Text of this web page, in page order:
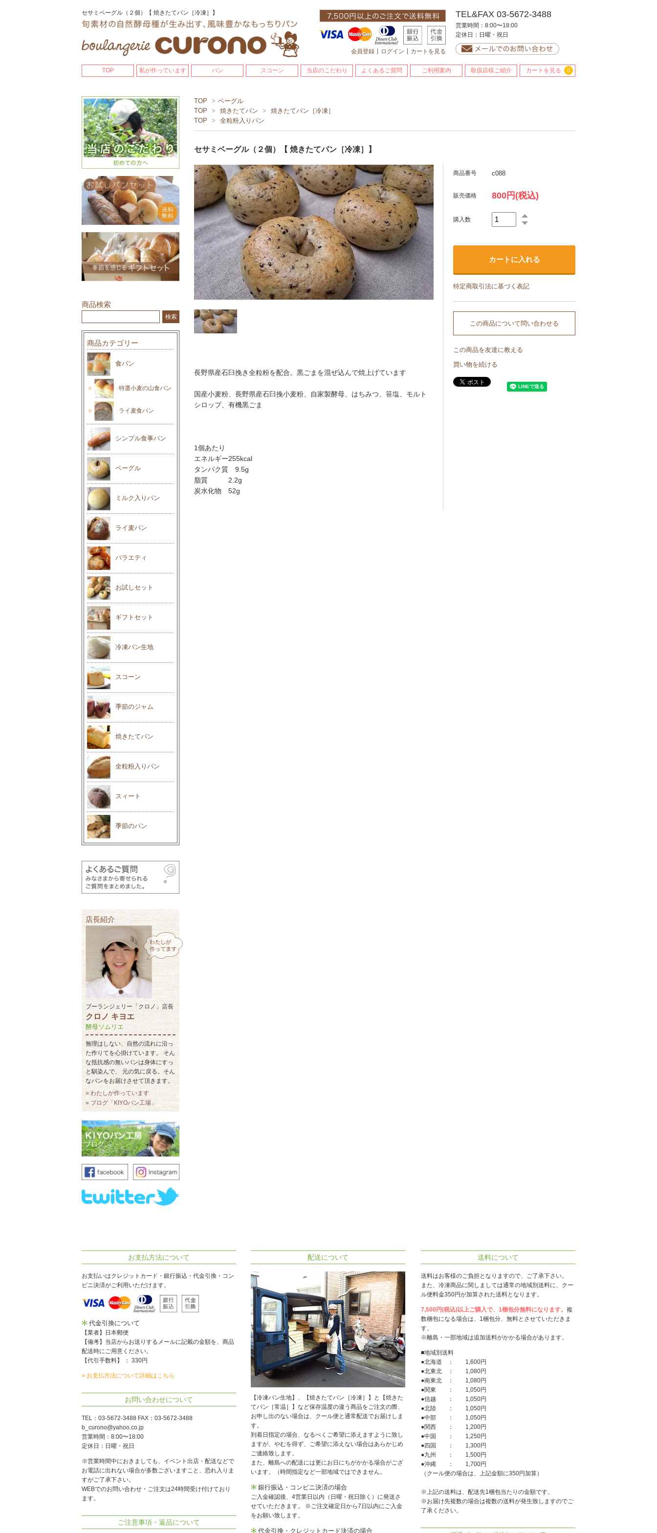
セサミベーグル（２個）【 焼きたてパン［冷凍］】
会員登録 ログイン カートを見る
TEL&FAX 03-5672-3488
営業時間：8:00〜18:00
定休日：日曜・祝日
TOP 私が作っています パン スコーン 当店のこだわり よくあるご質問 ご利用案内 取扱店様ご紹介 カートを見る 0
TOP > ベーグル
TOP
> 焼きたてパン >
焼きたてパン［冷凍］
TOP
> 全粒粉入りパン
セサミベーグル（２個）【 焼きたてパン［冷凍］】
商品番号 c088
販売価格 800円(税込)
購入数
長野県産石臼挽き全粒粉を配合。黒ごまを混ぜ込んで焼上げています
国産小麦粉、長野県産石臼挽小麦粉、自家製酵母、はちみつ、笹塩、モルト
シロップ、有機黒ごま
1個あたり
エネルギー255kcal
タンパク質 9.5g
脂質 2.2g
炭水化物 52g
特定商取引法に基づく表記
この商品について問い合わせる
この商品を友達に教える
買い物を続ける
商品検索
商品カテゴリー
食パン
特選小麦の山食パン
ライ麦食パン
シンプル食事パン
ベーグル
ミルク入りパン
ライ麦パン
バラエティ
お試しセット
ギフトセット
冷凍パン生地
スコーン
季節のジャム
焼きたてパン
全粒粉入りパン
スィート
季節のパン
店長紹介
ブーランジェリー「クロノ」店長
クロノ キヨエ
酵母ソムリエ
無理はしない、自然の流れに沿っ
た作りてを心掛けています。 そん
な抵抗感の無いパンは身体にすっ
と馴染んで、 元の気に戻る。そん
なパンをお届けさせて頂きます。
» わたしが作っています
» ブログ「KIYOパン工場」
お支払方法について
お支払いはクレジットカード・銀行振込・代金引換・コン
ビニ決済がご利用いただけます。
代金引換について
【業者】日本郵便
【備考】当店からお送りするメールに記載の金額を、商品
配送時にご用意ください。
【代引手数料】 ： 330円
» お支払方法について詳細はこちら
お問い合わせについて
TEL：03-5672-3488 FAX：03-5672-3488
b_curono@yahoo.co.jp
営業時間：8:00〜18:00
定休日：日曜・祝日
※営業時間中におきましても、イベント出店・配送などで
お電話に出れない場合が多数ございますこと、恐れ入りま
すがご了承下さい。
WEBでのお問い合わせ・ご注文は24時間受け付けており
ます。
ご注意事項・返品について
配送について
【冷凍パン生地】、【焼きたてパン［冷凍］】と【焼きた
てパン［常温］】など保存温度の違う商品をご注文の際、
お申し出のない場合は、クール便と通常配送でお届けしま
す。
到着日指定の場合、なるべくご希望に添えますように致し
ますが、やむを得ず、ご希望に添えない場合はあらかじめ
ご連絡致します。
また、離島への配送には更にお日にちがかかる場合がござ
います。（時間指定など一部地域ではできません。
銀行振込・コンビニ決済の場合
ご入金確認後、4営業日以内（日曜・祝日除く）に発送さ
せていただきます。 ※ご注文確定日から7日以内にご入金
をお願い致します。
代金引換・クレジットカード決済の場合
送料について
送料はお客様のご負担となりますので、ご了承下さい。
また、冷凍商品に関しましては通常の地域別送料に、クー
ル便料金350円が加算された送料となります。
7,500円(税込)以上ご購入で、1梱包分無料になります。 複
数梱包になる場合は、1梱包分、無料とさせていただきま
す。
※離島・一部地域は追加送料がかかる場合があります。
■地域別送料
●北海道 ： 1,600円
●北東北 ： 1,080円
●南東北 ： 1,080円
●関東 ： 1,050円
●信越 ： 1,050円
●北陸 ： 1,050円
●中部 ： 1,050円
●関西 ： 1,200円
●中国 ： 1,250円
●四国 ： 1,300円
●九州 ： 1,500円
●沖縄 ： 1,700円
（クール便の場合は、上記金額に350円加算）
※上記の送料は、配送先1梱包当たりの金額です。
※お届け先複数の場合は複数の送料が発生致しますのでご
了承ください。